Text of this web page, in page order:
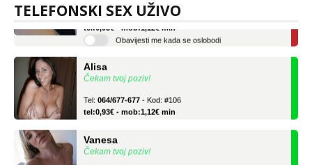
TELEFONSKI SEX UŽIVO
Tel: 064/677-677
- Kod: #119
Obavijesti me kada se oslobodi
Alisa
Čekam tvoj poziv!
tel:0,93€ - mob:1,12€ min
Vanesa
Čekam tvoj poziv!